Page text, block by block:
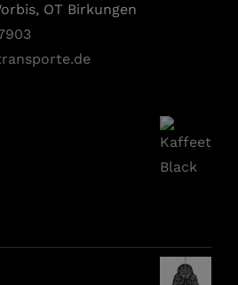
OT Birkungen